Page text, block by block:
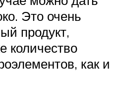
Это очень
продукт,
количество
как и